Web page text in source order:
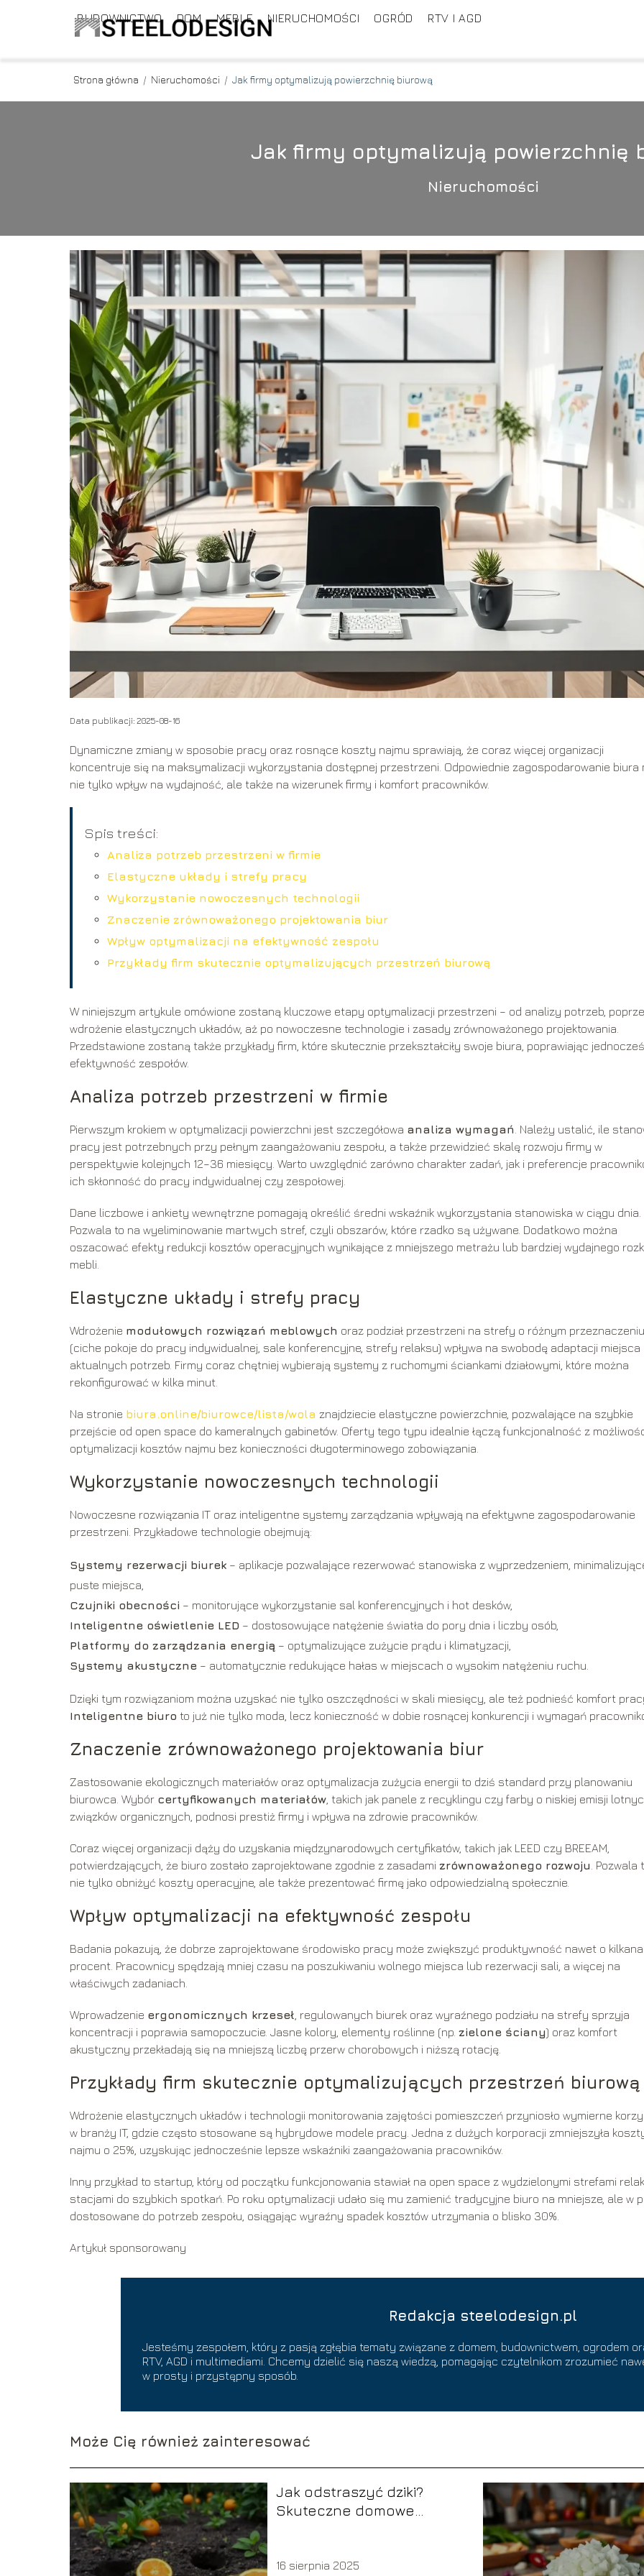
BUDOWNICTWO DOM MEBLE NIERUCHOMOŚCI OGRÓD RTV I AGD
Strona główna / Nieruchomości / Jak firmy optymalizują powierzchnię biurową
Jak firmy optymalizują powierzchnię
Nieruchomości
Data publikacji: 2025-08-16
Dynamiczne zmiany w sposobie pracy oraz rosnące koszty najmu sprawiają, że coraz więcej organizacji
koncentruje się na maksymalizacji wykorzystania dostępnej przestrzeni. Odpowiednie zagospodarowanie biura
nie tylko wpływ na wydajność, ale także na wizerunek firmy i komfort pracowników.
Spis treści:
Analiza potrzeb przestrzeni w firmie
Elastyczne układy i strefy pracy
Wykorzystanie nowoczesnych technologii
Znaczenie zrównoważonego projektowania biur
Wpływ optymalizacji na efektywność zespołu
Przykłady firm skutecznie optymalizujących przestrzeń biurową
W niniejszym artykule omówione zostaną kluczowe etapy optymalizacji przestrzeni – od analizy potrzeb,
wdrożenie elastycznych układów, aż po nowoczesne technologie i zasady zrównoważonego projektowania.
Przedstawione zostaną także przykłady firm, które skutecznie przekształciły swoje biura, poprawiając
efektywność zespołów.
Analiza potrzeb przestrzeni w firmie
Pierwszym krokiem w optymalizacji powierzchni jest szczegółowa analiza wymagań . Należy ustalić, ile
pracy jest potrzebnych przy pełnym zaangażowaniu zespołu, a także przewidzieć skalę rozwoju firmy w
perspektywie kolejnych 12–36 miesięcy. Warto uwzględnić zarówno charakter zadań, jak i preferencje
ich skłonność do pracy indywidualnej czy zespołowej.
Dane liczbowe i ankiety wewnętrzne pomagają określić średni wskaźnik wykorzystania stanowiska w ciągu dnia.
Pozwala to na wyeliminowanie martwych stref, czyli obszarów, które rzadko są używane. Dodatkowo można
oszacować efekty redukcji kosztów operacyjnych wynikające z mniejszego metrażu lub bardziej wydajnego
mebli.
Elastyczne układy i strefy pracy
Wdrożenie modułowych rozwiązań meblowych oraz podział przestrzeni na strefy o różnym przeznaczeniu
(ciche pokoje do pracy indywidualnej, sale konferencyjne, strefy relaksu) wpływa na swobodę adaptacji miejsca
aktualnych potrzeb. Firmy coraz chętniej wybierają systemy z ruchomymi ściankami działowymi, które można
rekonfigurować w kilka minut.
Na stronie biura.online/biurowce/lista/wola znajdziecie elastyczne powierzchnie, pozwalające na szybkie
przejście od open space do kameralnych gabinetów. Oferty tego typu idealnie łączą funkcjonalność z
optymalizacji kosztów najmu bez konieczności długoterminowego zobowiązania.
Wykorzystanie nowoczesnych technologii
Nowoczesne rozwiązania IT oraz inteligentne systemy zarządzania wpływają na efektywne zagospodarowanie
przestrzeni. Przykładowe technologie obejmują:
Systemy rezerwacji biurek – aplikacje pozwalające rezerwować stanowiska z wyprzedzeniem,
puste miejsca,
Czujniki obecności – monitorujące wykorzystanie sal konferencyjnych i hot desków,
Inteligentne oświetlenie LED – dostosowujące natężenie światła do pory dnia i liczby osób,
Platformy do zarządzania energią – optymalizujące zużycie prądu i klimatyzacji,
Systemy akustyczne – automatycznie redukujące hałas w miejscach o wysokim natężeniu ruchu.
Dzięki tym rozwiązaniom można uzyskać nie tylko oszczędności w skali miesięcy, ale też podnieść komfort
Inteligentne biuro to już nie tylko moda, lecz konieczność w dobie rosnącej konkurencji i wymagań
Znaczenie zrównoważonego projektowania biur
Zastosowanie ekologicznych materiałów oraz optymalizacja zużycia energii to dziś standard przy planowaniu
biurowca. Wybór certyfikowanych materiałów , takich jak panele z recyklingu czy farby o niskiej emisji
związków organicznych, podnosi prestiż firmy i wpływa na zdrowie pracowników.
Coraz więcej organizacji dąży do uzyskania międzynarodowych certyfikatów, takich jak LEED czy BREEAM,
potwierdzających, że biuro zostało zaprojektowane zgodnie z zasadami zrównoważonego rozwoju . Pozwala
nie tylko obniżyć koszty operacyjne, ale także prezentować firmę jako odpowiedzialną społecznie.
Wpływ optymalizacji na efektywność zespołu
Badania pokazują, że dobrze zaprojektowane środowisko pracy może zwiększyć produktywność nawet o
procent. Pracownicy spędzają mniej czasu na poszukiwaniu wolnego miejsca lub rezerwacji sali, a więcej na
właściwych zadaniach.
Wprowadzenie ergonomicznych krzeseł , regulowanych biurek oraz wyraźnego podziału na strefy sprzyja
koncentracji i poprawia samopoczucie. Jasne kolory, elementy roślinne (np. zielone ściany) oraz komfort
akustyczny przekładają się na mniejszą liczbę przerw chorobowych i niższą rotację.
Przykłady firm skutecznie optymalizujących przestrzeń biurową
Wdrożenie elastycznych układów i technologii monitorowania zajętości pomieszczeń przyniosło wymierne
w branży IT, gdzie często stosowane są hybrydowe modele pracy. Jedna z dużych korporacji zmniejszyła
najmu o 25%, uzyskując jednocześnie lepsze wskaźniki zaangażowania pracowników.
Inny przykład to startup, który od początku funkcjonowania stawiał na open space z wydzielonymi strefami
stacjami do szybkich spotkań. Po roku optymalizacji udało się mu zamienić tradycyjne biuro na mniejsze, ale w
dostosowane do potrzeb zespołu, osiągając wyraźny spadek kosztów utrzymania o blisko 30%.
Artykuł sponsorowany
Redakcja steelodesign.pl
Jesteśmy zespołem, który z pasją zgłębia tematy związane z domem, budownictwem, ogrodem
RTV, AGD i multimediami. Chcemy dzielić się naszą wiedzą, pomagając czytelnikom zrozumieć
w prosty i przystępny sposób.
Może Cię również zainteresować
Jak odstraszyć dziki?
Skuteczne domowe
16 sierpnia 2025